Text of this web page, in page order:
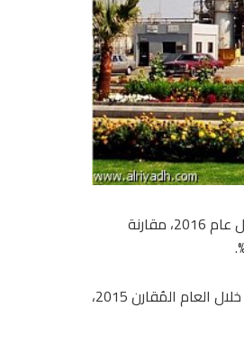
حققت شركة “سيدي كرير للبتروكيماويات” صافي أرباح معدلة بعد الضريبة 1.43 مليار جنيه خلال عام 2016، مقارنة
وبلغت مبيعات الشركة خلال العام نحو 3.42 مليار جنيه، مقابل إجمالي مبيعات 2.79 مليار جنيه خلال العام المُقارن 2015،